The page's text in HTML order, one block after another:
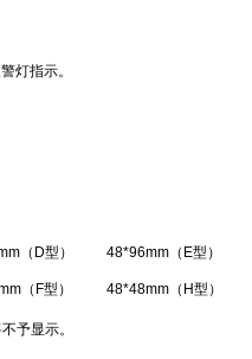
灯指示。
（D型） 48*96mm（E型）
（F型） 48*48mm（H型）
予显示。